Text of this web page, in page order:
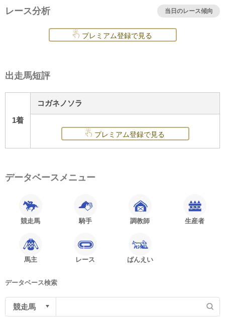
レース分析 当日のレース傾向
プレミアム登録で見る
出走馬短評
1着
コガネノソラ
プレミアム登録で見る
データベースメニュー
競走馬 騎手 調教師 生産者
馬主 レース ばんえい
データベース検索